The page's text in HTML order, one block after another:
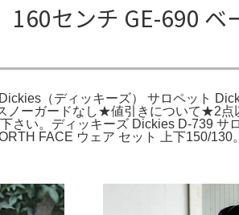
ンチ GE-690 ベ
（ディッキーズ） サロペット
ノーガードなし★値引きについて★2
い。ディッキーズ Dickies D-739 サ
FACE ウェア セット 上下150/130。